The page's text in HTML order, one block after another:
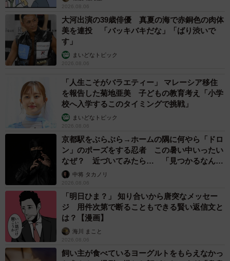
2026.08.06
大河出演の39歳俳優 真夏の海で赤銅色の肉体
美を連投 「バッキバキだな」「ばり渋いで
す」
まいどなトピック
2026.08.06
「人生こそがバラエティー」 マレーシア移住
を報告した菊地亜美 子どもの教育考え「小学
校へ入学するこのタイミングで挑戦」
まいどなトピック
2026.08.06
京都駅をぶらぶら→ホームの隅に何やら「ドロ
ン」のポーズをする忍者 この暑い中いったい
なぜ？ 近づいてみたら… 「見つかるなんて
未熟」中将 タカノリ
2026.08.06
「明日ひま？」 知り合いから唐突なメッセー
ジ 用件次第で断ることもできる賢い返信文と
は？【漫画】
海川 まこと
2026.08.06
飼い主が食べているヨーグルトをもらえなかっ